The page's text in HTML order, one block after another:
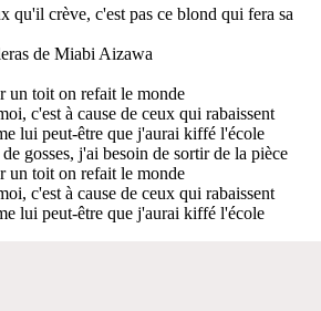
qu'il crève, c'est pas ce blond qui fera sa
de Miabi Aizawa
un toit on refait le monde
c'est à cause de ceux qui rabaissent
lui peut-être que j'aurai kiffé l'école
gosses, j'ai besoin de sortir de la pièce
un toit on refait le monde
c'est à cause de ceux qui rabaissent
lui peut-être que j'aurai kiffé l'école